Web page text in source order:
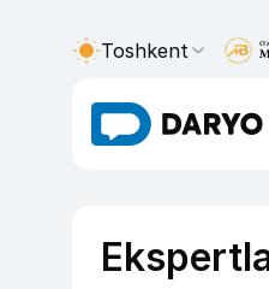
Toshkent